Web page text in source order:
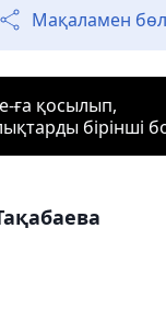
Мақаламен
ға қосылып,
бірінші